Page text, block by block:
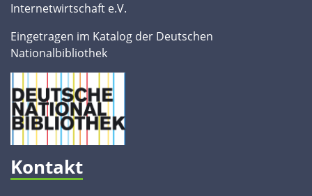
Internetwirtschaft e.V.
Eingetragen im Katalog der Deutschen
Nationalbibliothek
Kontakt